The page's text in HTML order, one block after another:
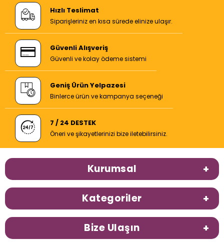
Hızlı Teslimat
Siparişleriniz en kısa sürede elinize ulaşır.
Güvenli Alışveriş
Güvenli ve kolay ödeme sistemi
Geniş Ürün Yelpazesi
Binlerce ürün ve kampanya seçeneği
7 / 24 DESTEK
Öneri ve şikayetlerinizi bize iletebilirsiniz.
Kurumsal
Kategoriler
Bize Ulaşın